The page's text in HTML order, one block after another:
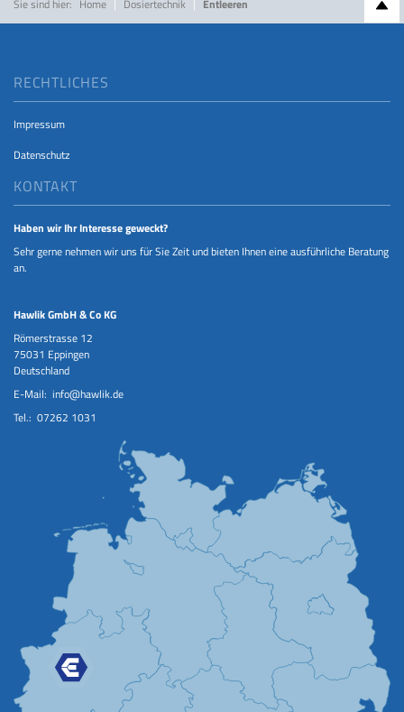
Sie sind hier:
Home Dosiertechnik Entleeren
SERVICE INFORMATIONEN
RECHTLICHES
Impressum
Datenschutz
KONTAKT
Haben wir Ihr Interesse geweckt?
Sehr gerne nehmen wir uns für Sie Zeit und bieten Ihnen eine ausführliche Beratung
an.
Hawlik GmbH & Co KG
Römerstrasse 12
75031 Eppingen
Deutschland
E-Mail: info@hawlik.de
Tel.: 07262 1031